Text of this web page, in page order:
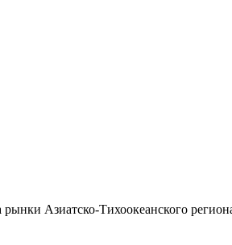
Азиатско-Тихоокеанского